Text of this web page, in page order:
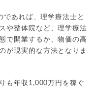
あれば、理学療法士と
や整体院など、理学療法
で開業するか、物価の高
が現実的な方法となりま
も年収1,000万円を稼ぐ